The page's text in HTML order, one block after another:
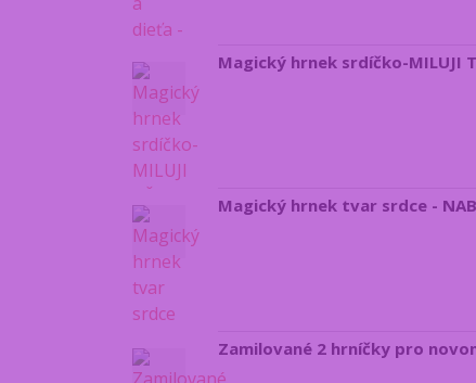
Magický hrnek srdíčko-MILUJI
Magický hrnek tvar srdce -
Zamilované 2 hrníčky pro